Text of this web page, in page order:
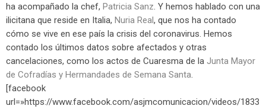
ha acompañado la chef, Patricia Sanz . Y hemos hablado con una
ilicitana que reside en Italia, Nuria Real, que nos ha contado
cómo se vive en ese país la crisis del coronavirus. Hemos
contado los últimos datos sobre afectados y otras
cancelaciones, como los actos de Cuaresma de la Junta Mayor
de Cofradías y Hermandades de Semana Santa
[facebook
url=»https://www.facebook.com/asjmcomunicacion/videos/1833